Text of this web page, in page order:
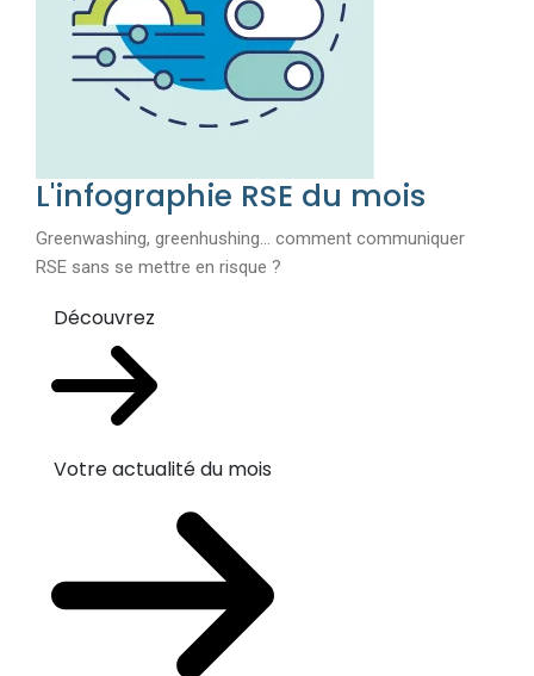
L'infographie RSE du mois
Greenwashing, greenhushing… comment communiquer
RSE sans se mettre en risque ?
Découvrez
Votre actualité du mois